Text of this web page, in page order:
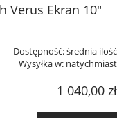
Verus Ekran 10"
Dostępność:średnia ilość
Wysyłka w: natychmiast
1 040,00 zł